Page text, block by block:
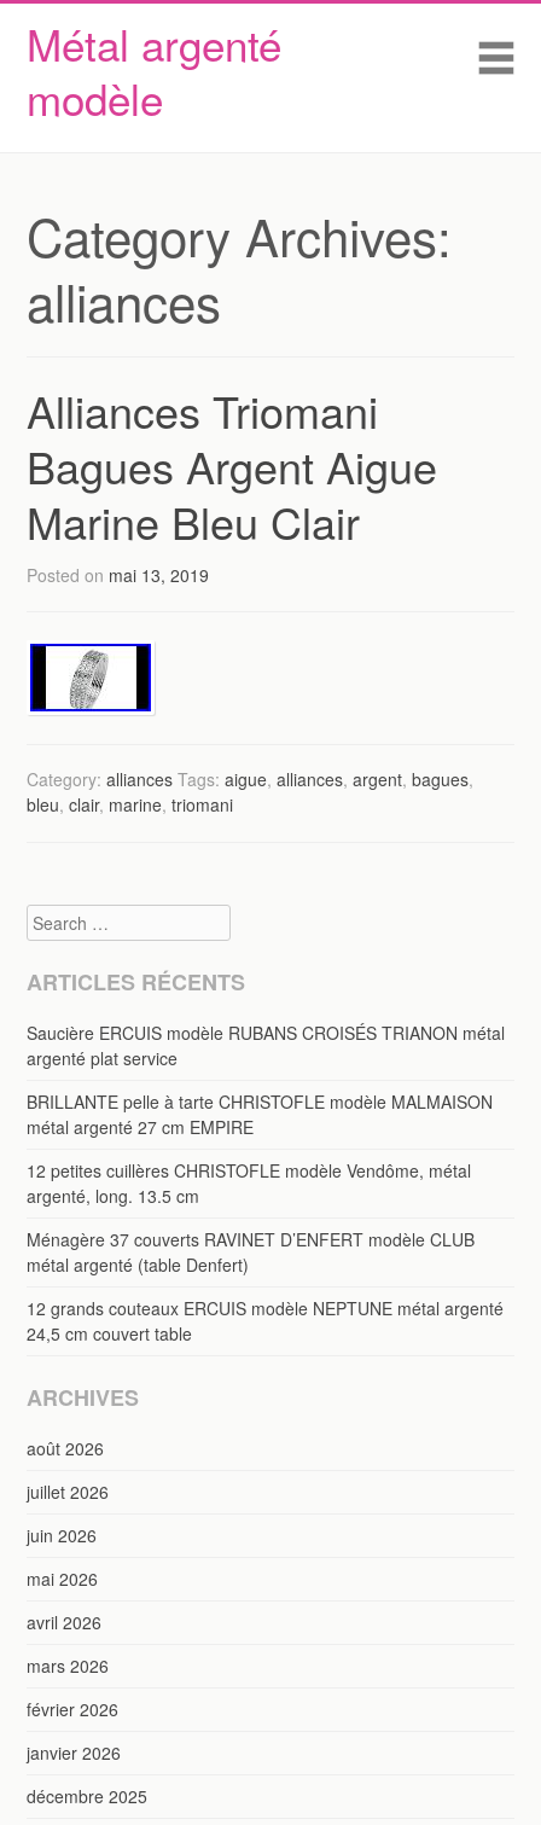
Métal argenté
modèle
Skip to content
Accueil
Conditions d’utilisation
Category Archives:
alliances
Alliances Triomani
Bagues Argent Aigue
Marine Bleu Clair
Posted on mai 13, 2019
Category:alliances Tags:aigue,alliances,argent,bagues,
bleu,clair, marine,triomani
Search
ARTICLES RÉCENTS
Saucière ERCUIS modèle RUBANS CROISÉS TRIANON métal
argenté plat service
BRILLANTE pelle à tarte CHRISTOFLE modèle MALMAISON
métal argenté 27 cm EMPIRE
12 petites cuillères CHRISTOFLE modèle Vendôme, métal
argenté, long. 13.5 cm
Ménagère 37 couverts RAVINET D’ENFERT modèle CLUB
métal argenté (table Denfert)
12 grands couteaux ERCUIS modèle NEPTUNE métal argenté
24,5 cm couvert table
ARCHIVES
août 2026
juillet 2026
juin 2026
mai 2026
avril 2026
mars 2026
février 2026
janvier 2026
décembre 2025